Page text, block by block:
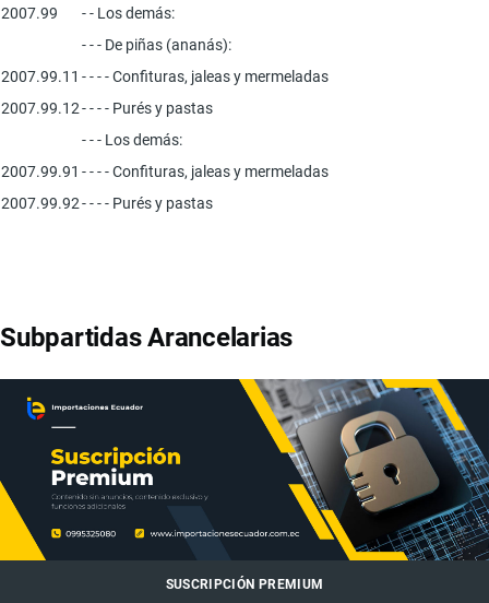
2007.99
- - Los demás:
- - - De piñas (ananás):
2007.99.11 - - - - Confituras, jaleas y mermeladas
2007.99.12- - - - Purés y pastas
- - - Los demás:
2007.99.91 - - - - Confituras, jaleas y mermeladas
2007.99.92- - - - Purés y pastas
Subpartidas Arancelarias
SUSCRIPCIÓN PREMIUM